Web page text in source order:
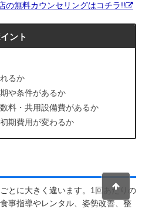
の無料カウンセリングはコチラ!!
ント
るか
や条件があるか
料・共用設備費があるか
期費用が変わるか
とに大きく違います。1回あたりの
事指導やレンタル、姿勢改善、整